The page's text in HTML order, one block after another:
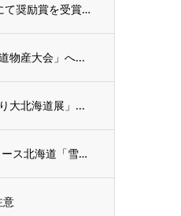
【お知らせ】「第38回森林レクリエーション地域美しの森づくり活動」にて奨励賞を受賞いた...
物産大会」へ...
大北海道展」...
【出演情報】3月10日（火）NHKニュース おはよう北海道・ほっとニュース北海道「雪原...
意